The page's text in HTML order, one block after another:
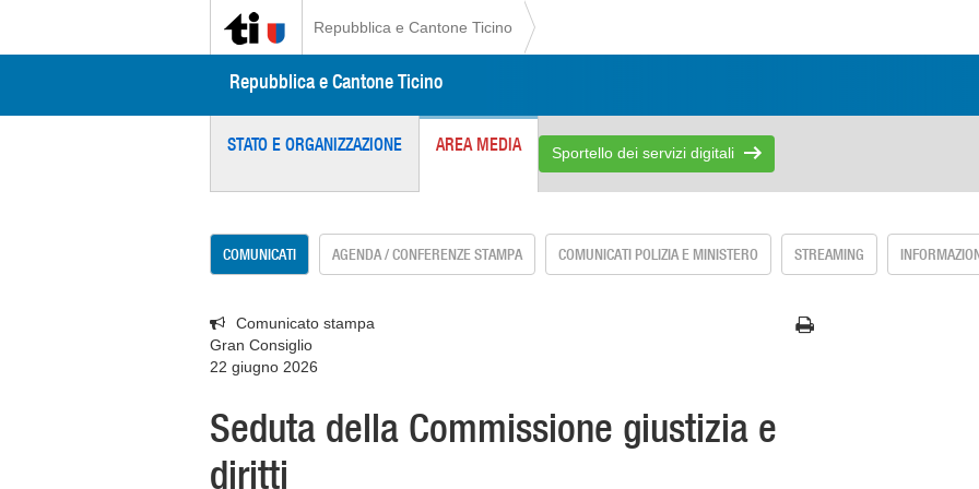
Repubblica e Cantone Ticino
Repubblica e Cantone Ticino
STATO E ORGANIZZAZIONE AREA MEDIA Sportello dei servizi digitali
COMUNICATI AGENDA / CONFERENZE STAMPA COMUNICATI POLIZIA E MINISTERO STREAMING
Comunicato stampa
Gran Consiglio
22 giugno 2026
Seduta della Commissione giustizia e
diritti